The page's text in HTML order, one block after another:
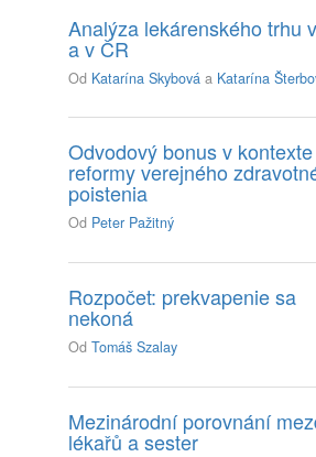
Analýza lekárenského trhu
a v ČR
Od Katarína Skybová a Katarína
Odvodový bonus v kontexte
reformy verejného
poistenia
Od Peter Pažitný
Rozpočet: prekvapenie sa
nekoná
OdTomáš Szalay
Mezinárodní porovnání
lékařů a sester